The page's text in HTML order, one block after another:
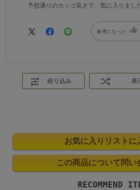
予想通りのカッコ良さで、気に入りまし
参考になった
絞り込み 表
RECOMMEND